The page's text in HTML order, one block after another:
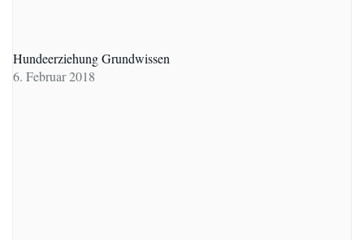
Hundeerziehung Grundwissen
6. Februar 2018